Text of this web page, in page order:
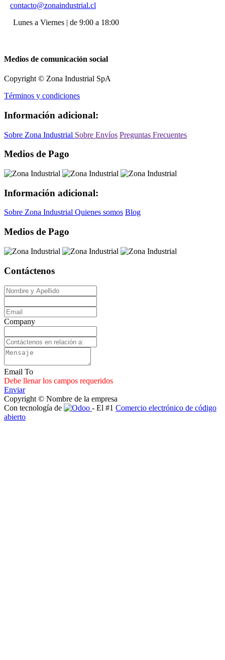
contacto@zonaindustrial.cl
Lunes a Viernes | de 9:00 a 18:00
Medios de comunicación social
Copyright © Zona Industrial SpA
Términos y condiciones
Información adicional:
Sobre Zona Industrial Sobre Envíos Preguntas Frecuentes
Medios de Pago
Información adicional:
Sobre Zona Industrial Quienes somos Blog
Medios de Pago
Contáctenos
Company
Email To
Debe llenar los campos requeridos
Enviar
Copyright © Nombre de la empresa
Con tecnología de
- El #1 Comercio electrónico de código
abierto